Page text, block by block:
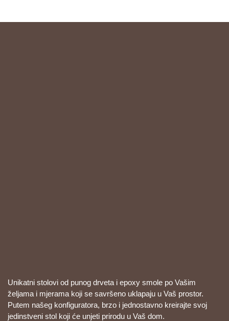
Unikatni stolovi od punog drveta i epoxy smole po Vašim
željama i mjerama koji se savršeno uklapaju u Vaš prostor.
Putem našeg konfiguratora, brzo i jednostavno kreirajte svoj
jedinstveni stol koji će unjeti prirodu u Vaš dom.